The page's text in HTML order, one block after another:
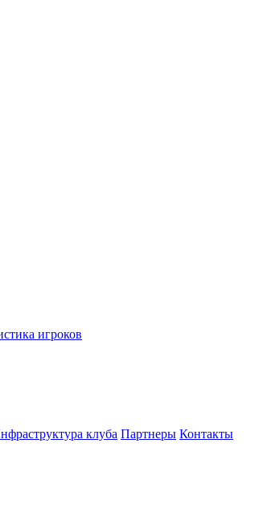
игроков
клуба Партнеры Контакты